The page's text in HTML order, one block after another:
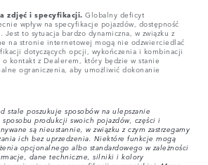
zdjęć i specyfikacji. Globalny deficyt
wpływ na specyfikacje pojazdów, dostępność
to sytuacja bardzo dynamiczna, w związku z
na stronie internetowej mogą nie odzwierciedlać
dotyczących opcji, wykończenia i kombinacji
kontakt z Dealerem, który będzie w stanie
ograniczenia, aby umożliwić dokonanie
stale poszukuje sposobów na ulepszanie
produkcji swoich pojazdów, części i
są nieustannie, w związku z czym zastrzegamy
ich bez uprzedzenia. Niektóre funkcje mogą
opcjonalnego albo standardowego w zależności
dane techniczne, silniki i kolory